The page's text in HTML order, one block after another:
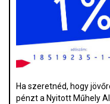
Ha szeretnéd, hogy
pénzt a Nyitott Műhely